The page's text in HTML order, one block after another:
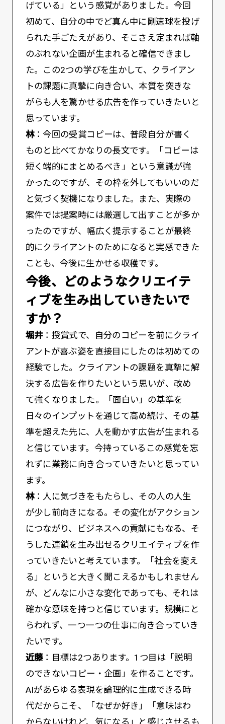
げている」という感覚がありました。今回
初めて、自分の中でど真ん中に剛速球を投げ
られた手ごたえがあり、そこさえ定まれば軸
のぶれない企画が生まれると確信できまし
た。この2つの学びを生かして、クライアン
トの課題に真摯に向き合い、本質を突きな
がらも人を驚かせる広告を作っていきたいと
思っています。
林：今回の受賞コピーは、普段自分が書く
ものと比べてかなりの長文です。「コピーは
短く端的にまとめるべき」という意識が強
かったのですが、その枠を外してもいいのだ
と気づく契機になりました。また、実際の
案件では提案時には厳選して出すことが多か
ったのですが、幅広く提示することが最終
的にクライアントのためになると実感できた
ことも、今後に生かせる収穫です。
――今後、どのようなクリエイテ
ィブを生み出していきたいで
すか？
堀井：授賞式で、自分のコピーを前にクライ
アントが喜ぶ姿を直接目にしたのは初めての
経験でした。クライアントの課題を真摯に解
決する広告を作りたいという思いが、改め
て強くなりました。「面白い」の基準を
日々のインプットを通じて高め続け、その基
準を超えた先に、人を動かす広告が生まれる
と信じています。今持っているこの感覚を忘
れずに業務に向き合っていきたいと思ってい
ます。
林：人に気づきをもたらし、その人の人生
が少し前向きになる。その変化がアクション
につながり、ビジネスへの貢献にもなる、そ
うした連鎖を生み出せるクリエイティブを作
っていきたいと考えています。「社会を変え
る」というと大きく聞こえるかもしれません
が、どんなに小さな変化であっても、それは
確かな意味を持つと信じています。規模にと
らわれず、一つ一つの仕事に向き合っていき
たいです。
近藤：目標は2つあります。1つ目は「説明
のできないコピー・企画」を作ることです。
AIがあらゆる表現を論理的に生成できる時
代だからこそ、「なぜか好き」「意味はわ